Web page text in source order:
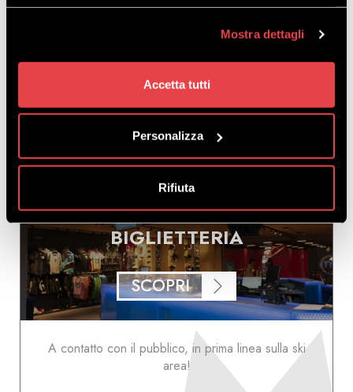
Mostra dettagli
Accetta tutti
Personalizza
Rifiuta
Mottolino.
BIGLIETTERIA
SCOPRI
A contatto con il pubblico, in prima linea sulla ski
area!